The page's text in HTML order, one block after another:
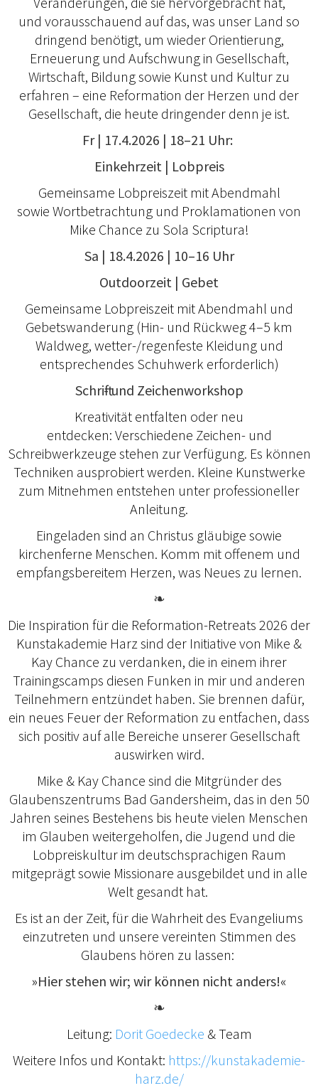
und vorausschauend auf das, was unser Land so
dringend benötigt, um wieder Orientierung,
Erneuerung und Aufschwung in Gesellschaft,
Wirtschaft, Bildung sowie Kunst und Kultur zu
erfahren – eine Reformation der Herzen und der
Gesellschaft, die heute dringender denn je ist.
Fr | 17.4.2026 | 18–21 Uhr:
Einkehrzeit | Lobpreis
Gemeinsame Lobpreiszeit mit Abendmahl
sowie Wortbetrachtung und Proklamationen von
Mike Chance zu Sola Scriptura!
Sa | 18.4.2026 | 10–16 Uhr
Outdoorzeit | Gebet
Gemeinsame Lobpreiszeit mit Abendmahl und
Gebetswanderung (Hin- und Rückweg 4–5 km
Waldweg, wetter-/regenfeste Kleidung und
entsprechendes Schuhwerk erforderlich)
Schrift- und Zeichenworkshop
Kreativität entfalten oder neu
entdecken: Verschiedene Zeichen- und
Schreibwerkzeuge stehen zur Verfügung. Es können
Techniken ausprobiert werden. Kleine Kunstwerke
zum Mitnehmen entstehen unter professioneller
Anleitung.
Eingeladen sind an Christus gläubige sowie
kirchenferne Menschen. Komm mit offenem und
empfangsbereitem Herzen, was Neues zu lernen.
❧
Die Inspiration für die Reformation-Retreats 2026 der
Kunstakademie Harz sind der Initiative von Mike &
Kay Chance zu verdanken, die in einem ihrer
Trainingscamps diesen Funken in mir und anderen
Teilnehmern entzündet haben. Sie brennen dafür,
ein neues Feuer der Reformation zu entfachen, dass
sich positiv auf alle Bereiche unserer Gesellschaft
auswirken wird.
Mike & Kay Chance sind die Mitgründer des
Glaubenszentrums Bad Gandersheim, das in den 50
Jahren seines Bestehens bis heute vielen Menschen
im Glauben weitergeholfen, die Jugend und die
Lobpreiskultur im deutschsprachigen Raum
mitgeprägt sowie Missionare ausgebildet und in alle
Welt gesandt hat.
Es ist an der Zeit, für die Wahrheit des Evangeliums
einzutreten und unsere vereinten Stimmen des
Glaubens hören zu lassen:
»Hier stehen wir; wir können nicht anders!«
❧
Leitung: Dorit Goedecke & Team
Weitere Infos und Kontakt: https://kunstakademie-
harz.de/